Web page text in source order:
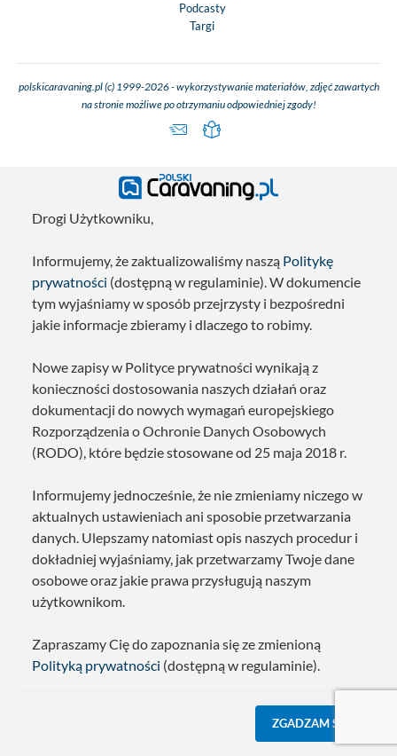
Podcasty
Targi
polskicaravaning.pl (c) 1999-2026 - wykorzystywanie materiałów, zdjęć zawartych
na stronie możliwe po otrzymaniu odpowiedniej zgody!
Drogi Użytkowniku,
Informujemy, że zaktualizowaliśmy naszą Politykę
prywatności (dostępną w regulaminie). W dokumencie
tym wyjaśniamy w sposób przejrzysty i bezpośredni
jakie informacje zbieramy i dlaczego to robimy.
Nowe zapisy w Polityce prywatności wynikają z
konieczności dostosowania naszych działań oraz
dokumentacji do nowych wymagań europejskiego
Rozporządzenia o Ochronie Danych Osobowych
(RODO), które będzie stosowane od 25 maja 2018 r.
Informujemy jednocześnie, że nie zmieniamy niczego w
aktualnych ustawieniach ani sposobie przetwarzania
danych. Ulepszamy natomiast opis naszych procedur i
dokładniej wyjaśniamy, jak przetwarzamy Twoje dane
osobowe oraz jakie prawa przysługują naszym
użytkownikom.
Zapraszamy Cię do zapoznania się ze zmienioną
Polityką prywatności (dostępną w regulaminie).
ZGADZAM SIĘ